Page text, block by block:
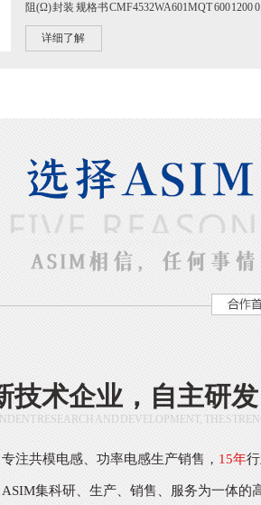
阻(Ω) 封装 规格书 CMF4532WA601MQT 600 1200
详细了解
技术企业，自主研
RESEARCH AND DEVELOPMENT, THE
注共模电感、功率电感生产销售， 15年
ASIM集科研、生产、销售、服务为一体的